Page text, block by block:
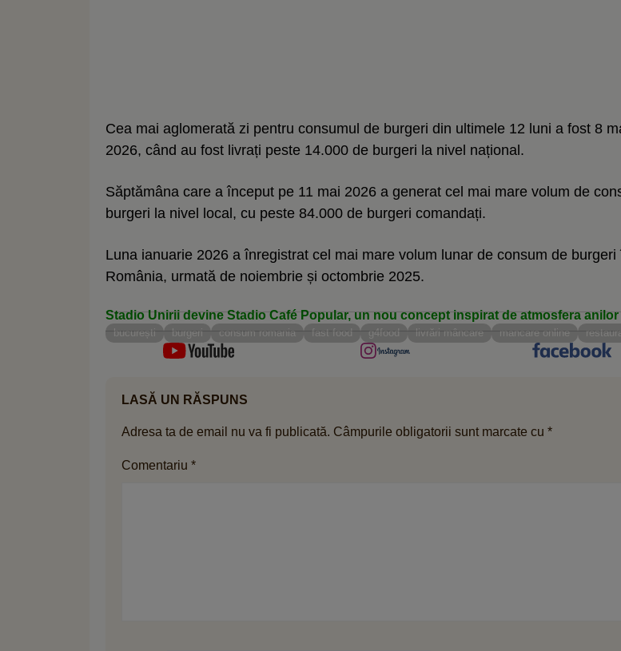
Cea mai aglomerată zi pentru consumul de burgeri din ultimele 12 luni a fost 8
2026, când au fost livrați peste 14.000 de burgeri la nivel național.
Săptămâna care a început pe 11 mai 2026 a generat cel mai mare volum de
burgeri la nivel local, cu peste 84.000 de burgeri comandați.
Luna ianuarie 2026 a înregistrat cel mai mare volum lunar de consum de burgeri
România, urmată de noiembrie și octombrie 2025.
Stadio Unirii devine Stadio Café Popular, un nou concept inspirat de atmosfera anilor
bucurești burgeri consum romania fast food g4food livrări mâncare mancare online
LASĂ UN RĂSPUNS
Adresa ta de email nu va fi publicată. Câmpurile obligatorii sunt marcate cu *
Comentariu *